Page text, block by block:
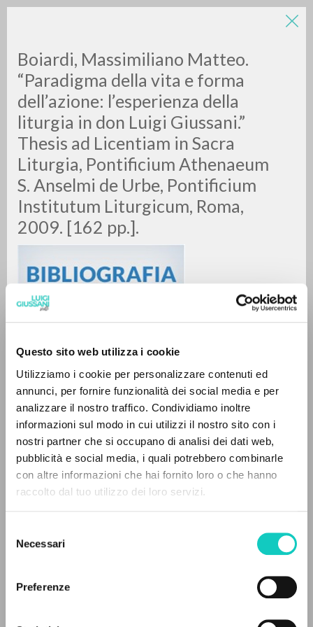
Questo sito web utilizza i cookie
Utilizziamo i cookie per personalizzare contenuti ed
annunci, per fornire funzionalità dei social media e per
analizzare il nostro traffico. Condividiamo inoltre
informazioni sul modo in cui utilizzi il nostro sito con i
nostri partner che si occupano di analisi dei dati web,
pubblicità e social media, i quali potrebbero combinarle
con altre informazioni che hai fornito loro o che hanno
raccolto dal tuo utilizzo dei loro servizi.
delNecessari
Preferenze
Boiardi, Massimiliano Matteo.
“Paradigma della vita e forma
dell’azione: l’esperienza della
liturgia in don Luigi Giussani.”
Thesis ad Licentiam in Sacra
Liturgia, Pontificium Athenaeum
S. Anselmi de Urbe, Pontificium
Institutum Liturgicum, Roma,
2009. [162 pp.].
Italian
LUIGI
GIUSSANI
scritti
0RESULTS FOUND
MORE RESULTS